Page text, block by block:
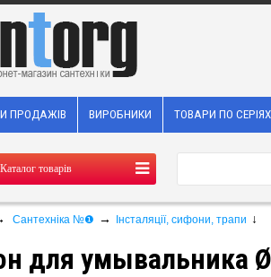
ПРОДАЖІВ ВИРОБНИКИ ТОВАРИ ПО СЕРІЯХ
Каталог товарів
Сантехніка №❶ → Інсталяції, сифони, трапи ↓
для умывальника